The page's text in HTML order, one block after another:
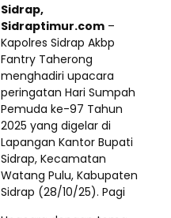
Sidrap,
Sidraptimur.com –
Kapolres Sidrap Akbp
Fantry Taherong
menghadiri upacara
peringatan Hari Sumpah
Pemuda ke-97 Tahun
2025 yang digelar di
Lapangan Kantor Bupati
Sidrap, Kecamatan
Watang Pulu, Kabupaten
Sidrap (28/10/25). Pagi